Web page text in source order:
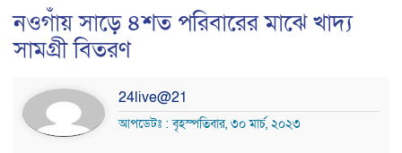
নওগাঁয় সাড়ে ৪শত পরিবারের মাঝে খাদ্য
সামগ্রী বিতরণ
24live@21
আপডেটঃ : বৃহস্পতিবার, ৩০ মার্চ, ২০২৩